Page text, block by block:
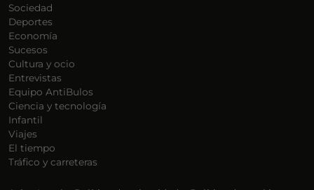
Sociedad
Deportes
Economía
Sucesos
Cultura y ocio
Entrevistas
Equipo AntiBulos
Ciencia y tecnología
Infantil
Viajes
El tiempo
Tráfico y carreteras